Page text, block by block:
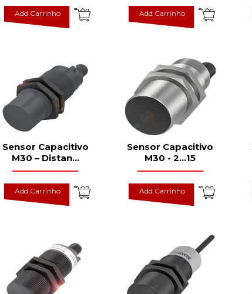
Add Carrinho Add Carrinho
Sensor Capacitivo
M30 – Distan...
Add Carrinho
Sensor Capacitivo
M30 - 2...15
Add Carrinho